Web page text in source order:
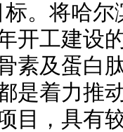
。将哈
开工建设
素及蛋白
是着力推
目，具有